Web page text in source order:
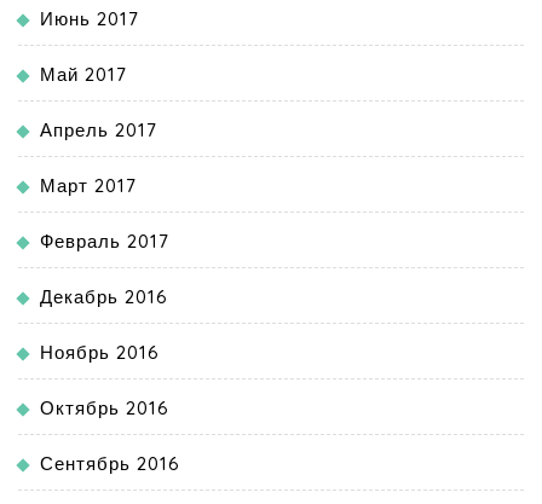
Июнь 2017
Май 2017
Апрель 2017
Март 2017
Февраль 2017
Декабрь 2016
Ноябрь 2016
Октябрь 2016
Сентябрь 2016